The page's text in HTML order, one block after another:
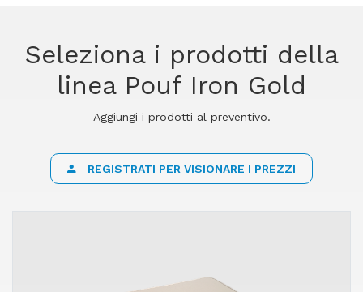
Seleziona i prodotti della
linea Pouf Iron Gold
Aggiungi i prodotti al preventivo.
REGISTRATI PER VISIONARE I PREZZI